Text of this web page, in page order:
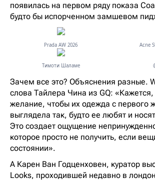
появилась на первом ряду показа
будто бы испорченном замшевом
Prada AW 2026 Acne
Тимоти Шаламе
Зачем все это? Объяснения разные.
слова Тайлера Чина из GQ:
желание, чтобы их одежда с первого
выглядела так, будто ее любят и
Это создает ощущение
которое просто не получить, если
состоянии».
А Карен Ван Годценховен, куратор
Looks, проходившей недавно в